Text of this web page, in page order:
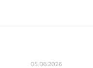
05.06.2026